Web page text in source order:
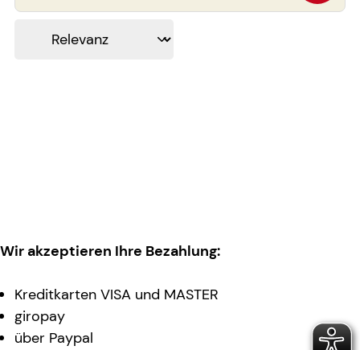
Wir akzeptieren Ihre Bezahlung:
Kreditkarten VISA und MASTER
giropay
über Paypal